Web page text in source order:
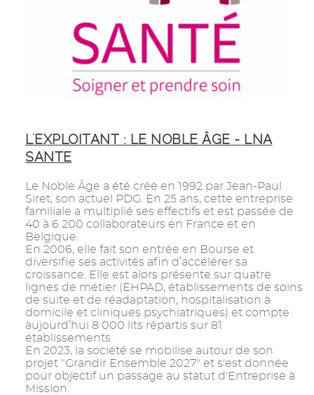
L'EXPLOITANT : LE NOBLE ÂGE - LNA
SANTE
Le Noble Âge a été créé en 1992 par Jean-Paul
Siret, son actuel PDG. En 25 ans, cette entreprise
familiale a multiplié ses effectifs et est passée de
40 à 6 200 collaborateurs en France et en
Belgique.
En 2006, elle fait son entrée en Bourse et
diversifie ses activités afin d’accélérer sa
croissance. Elle est alors présente sur quatre
lignes de métier (EHPAD, établissements de soins
de suite et de réadaptation, hospitalisation à
domicile et cliniques psychiatriques) et compte
aujourd’hui 8 000 lits répartis sur 81
établissements.
En 2023, la société se mobilise autour de son
projet "Grandir Ensemble 2027" et s'est donnée
pour objectif un passage au statut d'Entreprise à
Mission.